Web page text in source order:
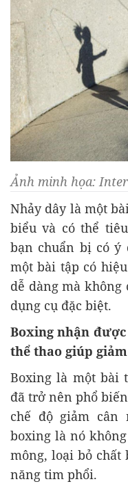
Ảnh minh họa:
Nhảy dây là một
biểu và có thể
bạn chuẩn bị có ý
một bài tập có
dễ dàng mà
dụng cụ đặc biệt.
Boxing nhận
thể thao giúp
Boxing là một bài
đã trở nên phổ
chế độ giảm cân
boxing là nó
mông, loại bỏ chất
năng tim phổi.